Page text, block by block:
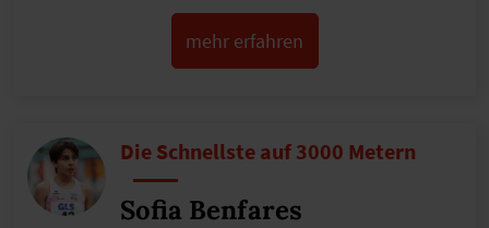
mehr erfahren
Die Schnellste auf 3000 Metern
Sofia Benfares